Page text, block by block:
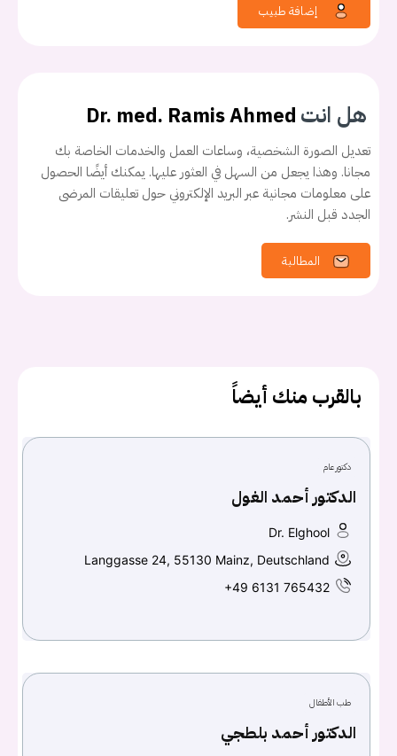
يجب عليك تسجيل الدخول حتى يمكنك طرح سؤال.
تسجيل الدخول
هل انت Dr. med. Ramis Ahmed
تعديل الصورة الشخصية، وساعات العمل والخدمات الخاصة بك
مجانا. وهذا يجعل من السهل في العثور عليها. يمكنك أيضًا الحصول
على معلومات مجانية عبر البريد الإلكتروني حول تعليقات المرضى
الجدد قبل النشر.
المطالبة
بالقرب منك أيضاً
دكتور عام
الدكتور أحمد الغول
Dr. Elghool
Langgasse 24, 55130 Mainz, Deutschland
+49 6131 765432
طب الأطفال
الدكتور أحمد بلطجي